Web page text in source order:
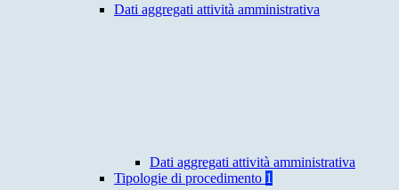
Dati aggregati attività amministrativa
Dati aggregati attività amministrativa
Tipologie di procedimento 1